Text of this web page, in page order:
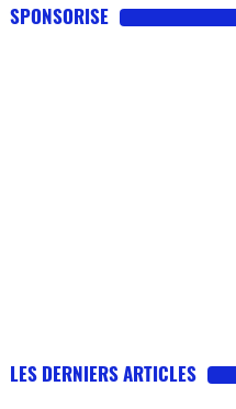
SPONSORISE
LES DERNIERS ARTICLES